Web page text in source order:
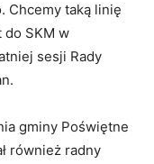
Chcemy taką linię
do SKM w
sesji Rady
gminy Poświętne
również radny